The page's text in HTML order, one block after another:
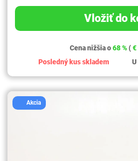
Vložiť do
Cena nižšia o68 % (€
Posledný kus skladem
Akcia